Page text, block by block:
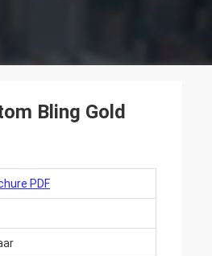
Bling Gold
PDF